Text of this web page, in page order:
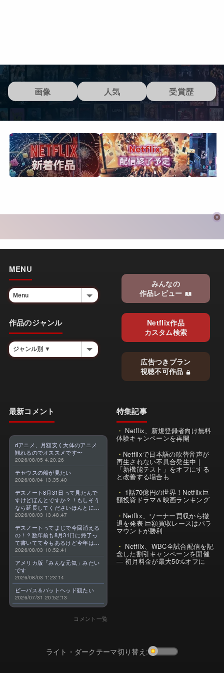
画像 人気 受賞歴
MENU
作品のジャンル
みんなの
作品レビュー
Netflix作品
カスタム検索
広告つきプラン
視聴不可作品
最新コメント
dアニメ、月額安く大体のアニメ
観れるのでオススメです〜
2026/08/05 4:20:26
テセウスの船が見たい
2026/08/04 13:35:40
デスノート8月31日って見たんで
すけどほんとですか？！もしそう
なら延長してくださいほんとに大
好きなんです😭
2026/08/03 13:48:47
デスノートってまじで今回消える
の！？数年前も8月31日に終了っ
て書いてて今もあるけど今年はま
じのやつ！？よくわからん！！で
きればなくならないでほしい！平
成アニメを振り返らせてくれっ
っ！！！！！！！
2026/08/03 10:52:41
アメリカ版「みんな元気」みたい
です
2026/08/03 1:23:14
ビーバス＆バットヘッド観たい
2026/07/31 20:52:13
コメント一覧
特集記事
Netflix、新規登録者向け無料
体験キャンペーンを再開
Netflixで日本語の吹替音声が
再生されない不具合発生中｜
「新機能テスト」をオフにする
と改善する場合も
1話70億円の世界！Netflix巨
額投資ドラマ＆映画ランキング
Netflix、ワーナー買収から撤
退を発表 巨額買収レースはパラ
マウントが勝利
Netflix、WBC全試合配信を記
念した割引キャンペーンを開催
— 初月料金が最大50%オフに
ライト・ダークテーマ切り替え: